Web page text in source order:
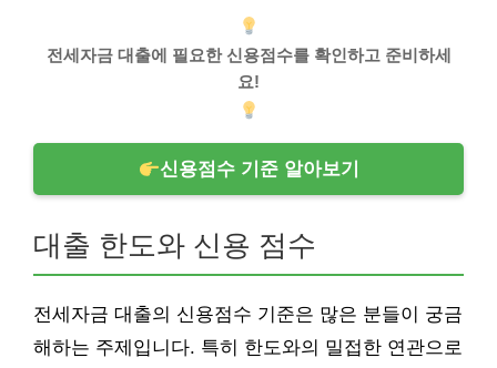
전세자금 대출에 필요한 신용점수를 확인하고 준비하세
요!
신용점수 기준 알아보기
대출 한도와 신용 점수
전세자금 대출의 신용점수 기준은 많은 분들이 궁금
해하는 주제입니다. 특히 한도와의 밀접한 연관으로